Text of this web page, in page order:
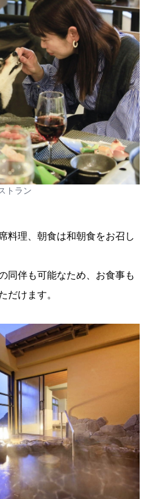
トラン
料理、朝食は和朝食をお召し
同伴も可能なため、お食事も
だけます。